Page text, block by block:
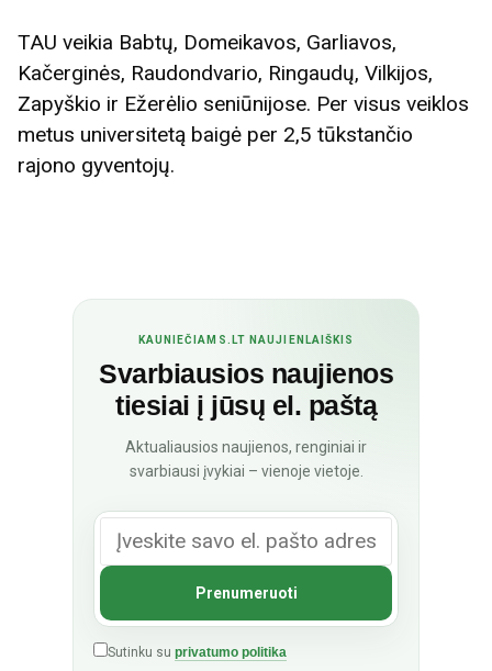
TAU veikia Babtų, Domeikavos, Garliavos,
Kačerginės, Raudondvario, Ringaudų, Vilkijos,
Zapyškio ir Ežerėlio seniūnijose. Per visus veiklos
metus universitetą baigė per 2,5 tūkstančio
rajono gyventojų.
KAUNIEČIAMS.LT NAUJIENLAIŠKIS
Svarbiausios naujienos
tiesiai į jūsų el. paštą
Aktualiausios naujienos, renginiai ir
svarbiausi įvykiai – vienoje vietoje.
Sutinku su privatumo politika